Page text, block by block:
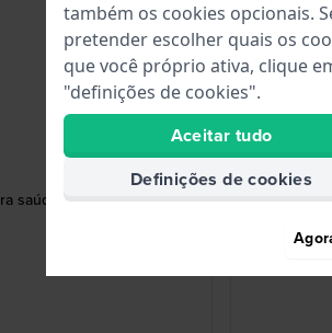
saúde e fitness
G-
também os cookies opcionais.
pretender escolher quais os
que você próprio ativa, clique
"definições de cookies".
Aceitar tudo
Definições de cookies